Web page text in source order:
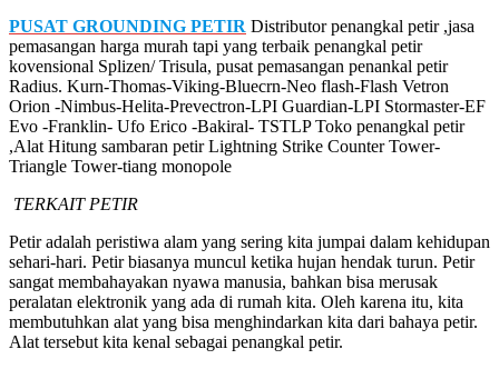
PUSAT GROUNDING PETIR Distributor penangkal petir ,jasa
pemasangan harga murah tapi yang terbaik penangkal petir
kovensional Splizen/ Trisula, pusat pemasangan penankal petir
Radius. Kurn-Thomas-Viking-Bluecrn-Neo flash-Flash Vetron
Orion -Nimbus-Helita-Prevectron-LPI Guardian-LPI Stormaster-EF
Evo -Franklin- Ufo Erico -Bakiral- TSTLP Toko penangkal petir
,Alat Hitung sambaran petir Lightning Strike Counter Tower-
Triangle Tower-tiang monopole
TERKAIT PETIR
Petir adalah peristiwa alam yang sering kita jumpai dalam kehidupan
sehari-hari. Petir biasanya muncul ketika hujan hendak turun. Petir
sangat membahayakan nyawa manusia, bahkan bisa merusak
peralatan elektronik yang ada di rumah kita. Oleh karena itu, kita
membutuhkan alat yang bisa menghindarkan kita dari bahaya petir.
Alat tersebut kita kenal sebagai penangkal petir.